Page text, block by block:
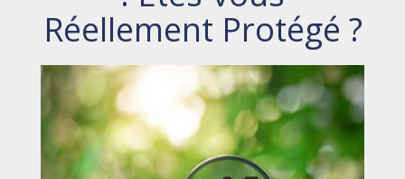
Réellement Protégé ?